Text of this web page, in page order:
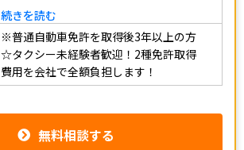
続きを読む
※普通自動車免許を取得後3年以上の方
☆タクシー未経験者歓迎！2種免許取得
費用を会社で全額負担します！
無料相談する